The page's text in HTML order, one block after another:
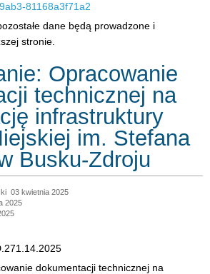
81168a3f71a2
dane będą prowadzone i
stronie.
Opracowanie
technicznej na
infrastruktury
im. Stefana
Busku-Zdroju
03 kwietnia 2025
2025
dokumentacji technicznej na